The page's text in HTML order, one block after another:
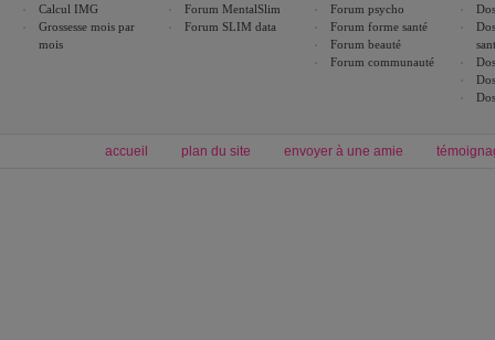
Calcul IMG
Grossesse mois par
mois
Forum MentalSlim
Forum SLIM data
Forum psycho
Forum forme santé
Forum beauté
Forum communauté
accueil plan du site envoyer à une amie